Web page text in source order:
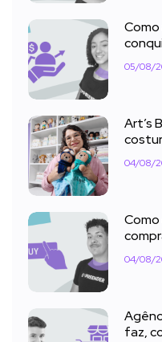
05/08/
Art’s
04/08/
04/08/
faz,